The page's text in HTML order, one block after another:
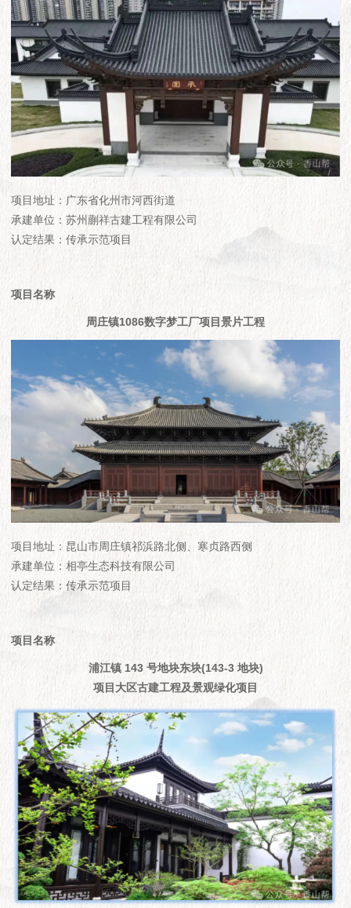
项目地址：广东省化州市河西街道
承建单位：苏州蒯祥古建工程有限公司
认定结果：传承示范项目
项目名称
周庄镇1086数字梦工厂项目景片工程
项目地址：昆山市周庄镇祁浜路北侧、寒贞路西侧
承建单位：相亭生态科技有限公司
认定结果：传承示范项目
项目名称
浦江镇 143 号地块东块(143-3 地块)
项目大区古建工程及景观绿化项目